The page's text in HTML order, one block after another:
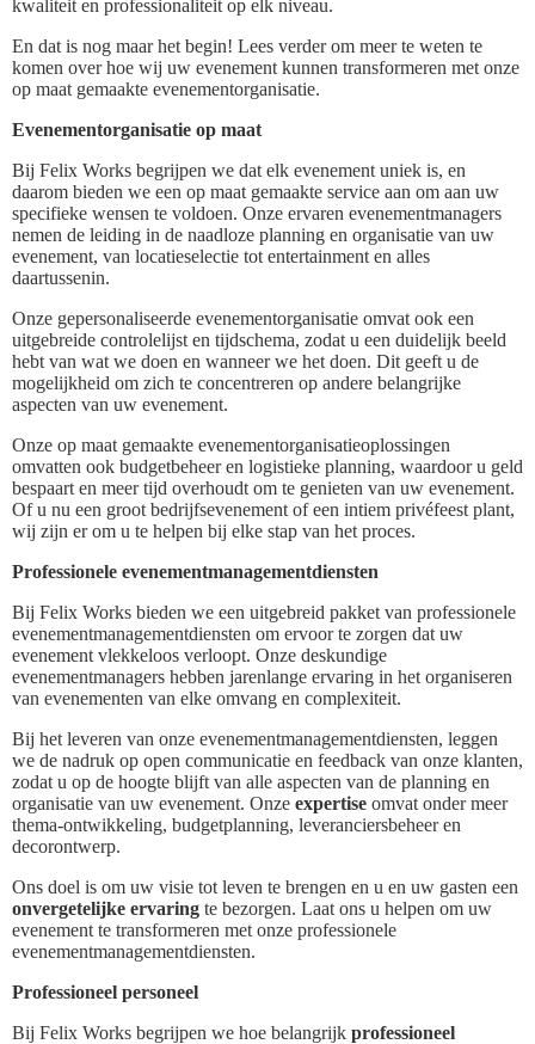
kwaliteit en professionaliteit op elk niveau.
En dat is nog maar het begin! Lees verder om meer te weten te
komen over hoe wij uw evenement kunnen transformeren met onze
op maat gemaakte evenementorganisatie.
Evenementorganisatie op maat
Bij Felix Works begrijpen we dat elk evenement uniek is, en
daarom bieden we een op maat gemaakte service aan om aan uw
specifieke wensen te voldoen. Onze ervaren evenementmanagers
nemen de leiding in de naadloze planning en organisatie van uw
evenement, van locatieselectie tot entertainment en alles
daartussenin.
Onze gepersonaliseerde evenementorganisatie omvat ook een
uitgebreide controlelijst en tijdschema, zodat u een duidelijk beeld
hebt van wat we doen en wanneer we het doen. Dit geeft u de
mogelijkheid om zich te concentreren op andere belangrijke
aspecten van uw evenement.
Onze op maat gemaakte evenementorganisatieoplossingen
omvatten ook budgetbeheer en logistieke planning, waardoor u geld
bespaart en meer tijd overhoudt om te genieten van uw evenement.
Of u nu een groot bedrijfsevenement of een intiem privéfeest plant,
wij zijn er om u te helpen bij elke stap van het proces.
Professionele evenementmanagementdiensten
Bij Felix Works bieden we een uitgebreid pakket van professionele
evenementmanagementdiensten om ervoor te zorgen dat uw
evenement vlekkeloos verloopt. Onze deskundige
evenementmanagers hebben jarenlange ervaring in het organiseren
van evenementen van elke omvang en complexiteit.
Bij het leveren van onze evenementmanagementdiensten, leggen
we de nadruk op open communicatie en feedback van onze klanten,
zodat u op de hoogte blijft van alle aspecten van de planning en
organisatie van uw evenement. Onze expertise omvat onder meer
thema-ontwikkeling, budgetplanning, leveranciersbeheer en
decorontwerp.
Ons doel is om uw visie tot leven te brengen en u en uw gasten een
onvergetelijke ervaring te bezorgen. Laat ons u helpen om uw
evenement te transformeren met onze professionele
evenementmanagementdiensten.
Professioneel personeel
Bij Felix Works begrijpen we hoe belangrijk professioneel